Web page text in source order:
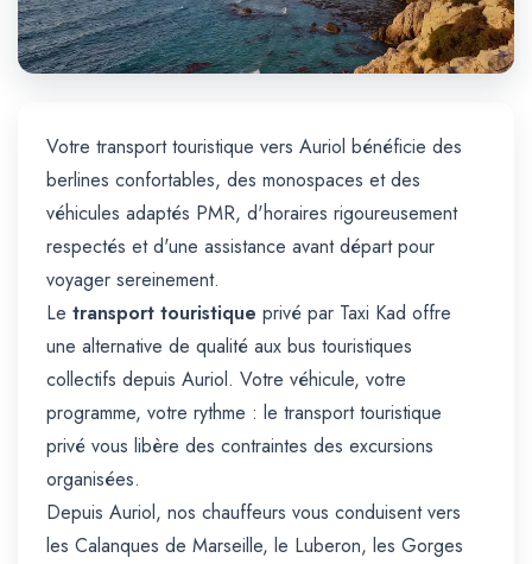
Votre transport touristique vers Auriol bénéficie des
berlines confortables, des monospaces et des
véhicules adaptés PMR, d'horaires rigoureusement
respectés et d'une assistance avant départ pour
voyager sereinement.
Le transport touristique privé par Taxi Kad offre
une alternative de qualité aux bus touristiques
collectifs depuis Auriol. Votre véhicule, votre
programme, votre rythme : le transport touristique
privé vous libère des contraintes des excursions
organisées.
Depuis Auriol, nos chauffeurs vous conduisent vers
les Calanques de Marseille, le Luberon, les Gorges